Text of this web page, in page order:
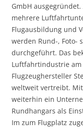
GmbH
mehrere
Flugausbildung und
werden Rund-, Foto-
durchgeführt. Das
Luftfahrtindustrie am
Flugzeug­hersteller
weltweit vertreibt.
weiterhin ein
Rundhangars als
Im zum Flugplatz